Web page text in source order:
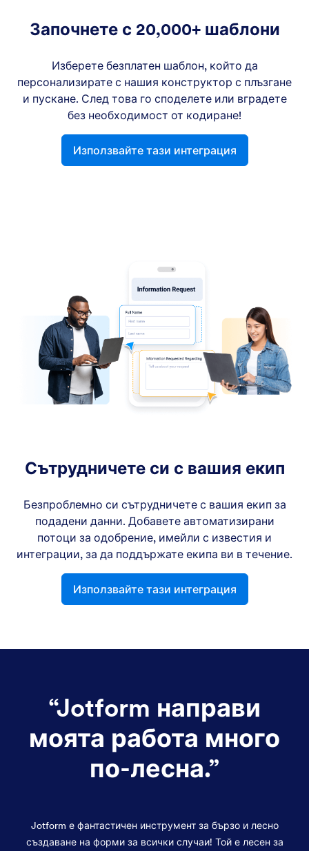
Започнете с 20,000+ шаблони
Изберете безплатен шаблон, който да
персонализирате с нашия конструктор с плъзгане
и пускане. След това го споделете или вградете
без необходимост от кодиране!
Използвайте тази интеграция
Сътрудничете си с вашия екип
Безпроблемно си сътрудничете с вашия екип за
подадени данни. Добавете автоматизирани
потоци за одобрение, имейли с известия и
интеграции, за да поддържате екипа ви в течение.
Използвайте тази интеграция
“Jotform направи
моята работа много
по-лесна.”
Jotform е фантастичен инструмент за бързо и лесно
създаване на форми за всички случаи! Той е лесен за